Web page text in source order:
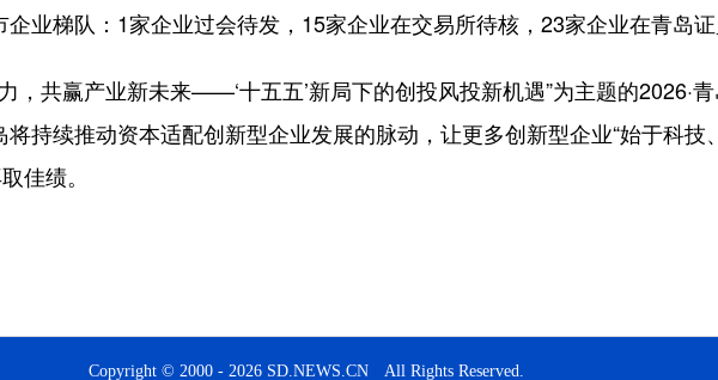
业梯队：1家企业过会待发，15家企业在交易所待核，23家企业在青岛证
共赢产业新未来——‘十五五’新局下的创投风投新机遇”为主题的2026·
持续推动资本适配创新型企业发展的脉动，让更多创新型企业“始于科技
佳绩。
Copyright © 2000 - 2026 SD.NEWS.CN All Rights Reserved.